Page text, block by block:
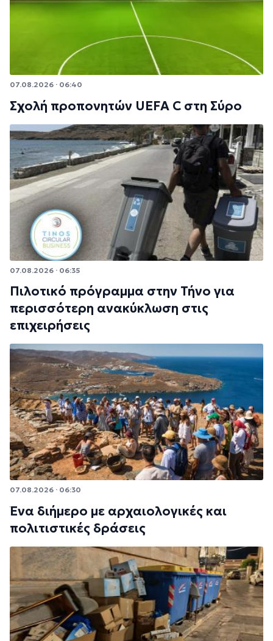
07.08.2026 · 06:40
Σχολή προπονητών UEFA C στη Σύρο
07.08.2026 · 06:35
Πιλοτικό πρόγραμμα στην Τήνο για
περισσότερη ανακύκλωση στις
επιχειρήσεις
07.08.2026 · 06:30
Ένα διήμερο με αρχαιολογικές και
πολιτιστικές δράσεις